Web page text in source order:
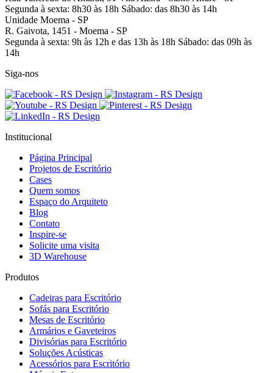
Segunda à sexta: 8h30 às 18h Sábado: das 8h30 às 14h
Unidade Moema - SP
R. Gaivota, 1451 - Moema - SP
Segunda à sexta: 9h às 12h e das 13h às 18h Sábado: das 09h às
14h
Siga-nos
Institucional
Página Principal
Projetos de Escritório
Cases
Quem somos
Espaço do Arquiteto
Blog
Contato
Inspire-se
Solicite uma visita
3D Warehouse
Produtos
Cadeiras para Escritório
Sofás para Escritório
Mesas de Escritório
Armários e Gaveteiros
Divisórias para Escritório
Soluções Acústicas
Acessórios para Escritório